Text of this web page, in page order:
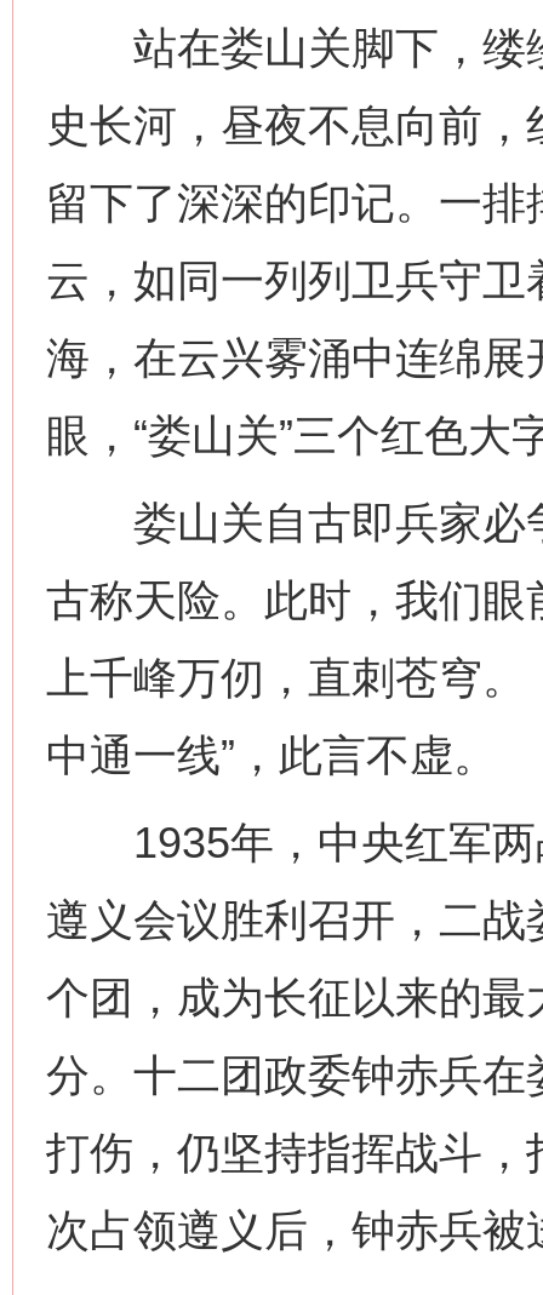
站在娄山关脚下，缕
史长河，昼夜不息向前
留下了深深的印记。一
云，如同一列列卫兵守
海，在云兴雾涌中连绵
眼，“娄山关”三个红色
娄山关自古即兵家必
古称天险。此时，我们
上千峰万仞，直刺苍穹
中通一线”，此言不虚。
1935年，中央红军两
遵义会议胜利召开，二
个团，成为长征以来的
分。十二团政委钟赤兵
打伤，仍坚持指挥战斗
次占领遵义后，钟赤兵